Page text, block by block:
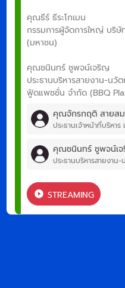
คุณธีร์ ธีระโกเมน
กรรมการผู้จัดการใหญ่ บริษั
(มหาชน)
คุณชนินทร์ ชูพจน์เจริญ
ประธานบริหารสายงาน-น
ฟู้ดแพชชั่น จำกัด (BBQ
STREAMING